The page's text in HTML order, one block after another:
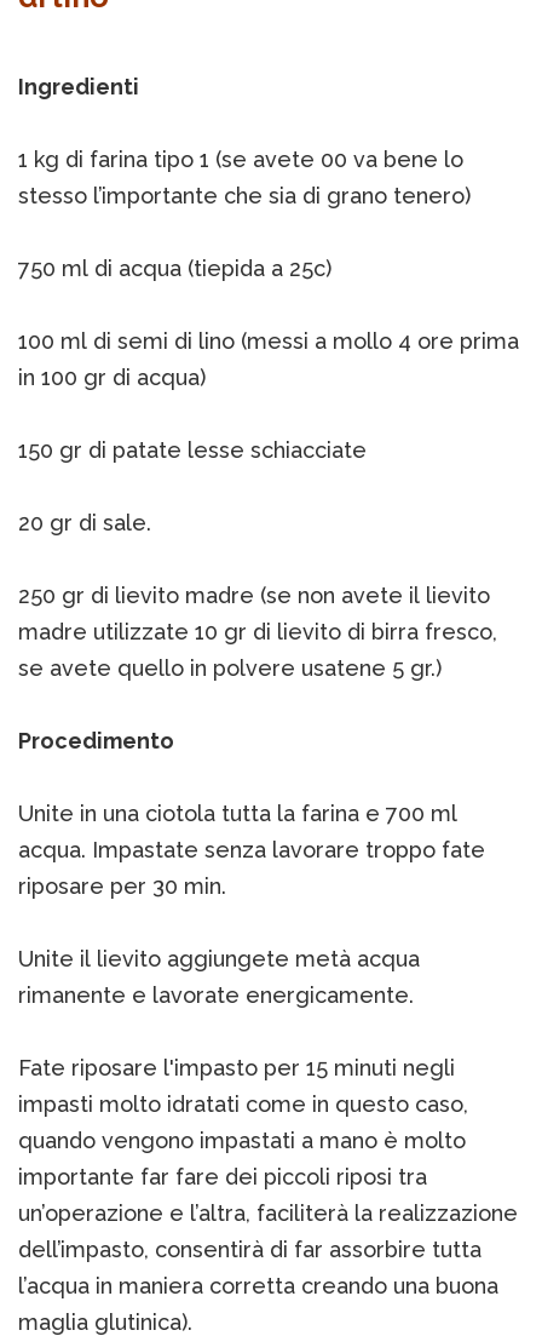
Ingredienti
1 kg di farina tipo 1 (se avete 00 va bene lo
stesso l’importante che sia di grano tenero)
750 ml di acqua (tiepida a 25c)
100 ml di semi di lino (messi a mollo 4 ore prima
in 100 gr di acqua)
150 gr di patate lesse schiacciate
20 gr di sale.
250 gr di lievito madre (se non avete il lievito
madre utilizzate 10 gr di lievito di birra fresco,
se avete quello in polvere usatene 5 gr.)
Procedimento
Unite in una ciotola tutta la farina e 700 ml
acqua. Impastate senza lavorare troppo fate
riposare per 30 min.
Unite il lievito aggiungete metà acqua
rimanente e lavorate energicamente.
Fate riposare l'impasto per 15 minuti negli
impasti molto idratati come in questo caso,
quando vengono impastati a mano è molto
importante far fare dei piccoli riposi tra
un’operazione e l’altra, faciliterà la realizzazione
dell’impasto, consentirà di far assorbire tutta
l’acqua in maniera corretta creando una buona
maglia glutinica).